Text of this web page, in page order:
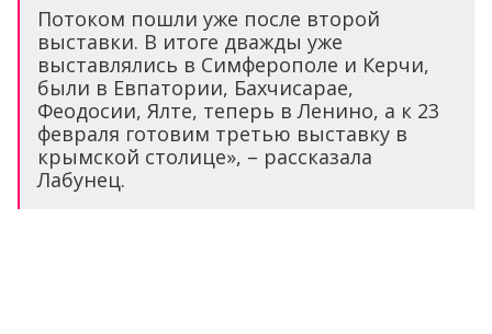
Потоком пошли уже после второй
выставки. В итоге дважды уже
выставлялись в Симферополе и Керчи,
были в Евпатории, Бахчисарае,
Феодосии, Ялте, теперь в Ленино, а к 23
февраля готовим третью выставку в
крымской столице», – рассказала
Лабунец.